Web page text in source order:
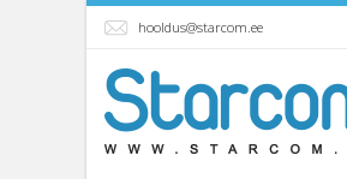
hooldus@starcom.ee